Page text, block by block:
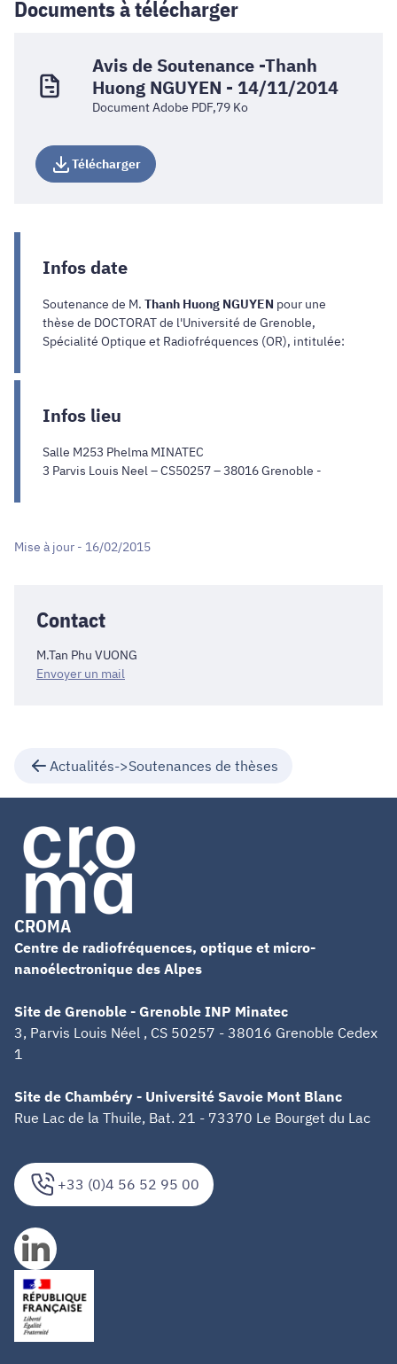
Documents à télécharger
Avis de Soutenance -Thanh
Huong NGUYEN - 14/11/2014
Document Adobe PDF,79 Ko
Télécharger
Infos date
Soutenance de M. Thanh Huong NGUYEN pour une
thèse de DOCTORAT de l'Université de Grenoble,
Spécialité Optique et Radiofréquences (OR), intitulée:
Infos lieu
Salle M253 Phelma MINATEC
3 Parvis Louis Neel – CS50257 – 38016 Grenoble -
Mise à jour - 16/02/2015
Contact
M.Tan Phu VUONG
Envoyer un mail
Actualités->Soutenances de thèses
+33 (0)4 56 52 95 00
CROMA
Centre de radiofréquences, optique et micro-
nanoélectronique des Alpes
Site de Grenoble - Grenoble INP Minatec
3, Parvis Louis Néel , CS 50257 - 38016 Grenoble Cedex
1
Site de Chambéry - Université Savoie Mont Blanc
Rue Lac de la Thuile, Bat. 21 - 73370 Le Bourget du Lac